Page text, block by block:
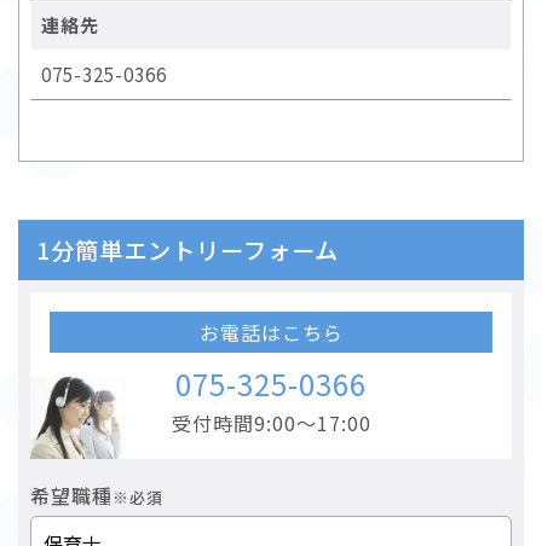
連絡先
075-325-0366
1分簡単エントリーフォーム
お電話はこちら
075-325-0366
受付時間9:00～17:00
希望職種 ※必須